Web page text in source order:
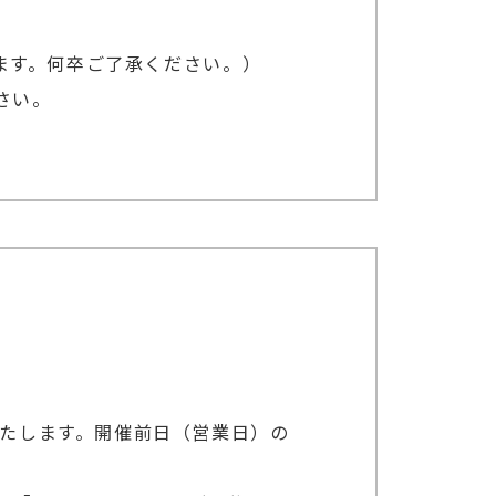
。何卒ご了承ください。）
。
します。開催前日（営業日）の